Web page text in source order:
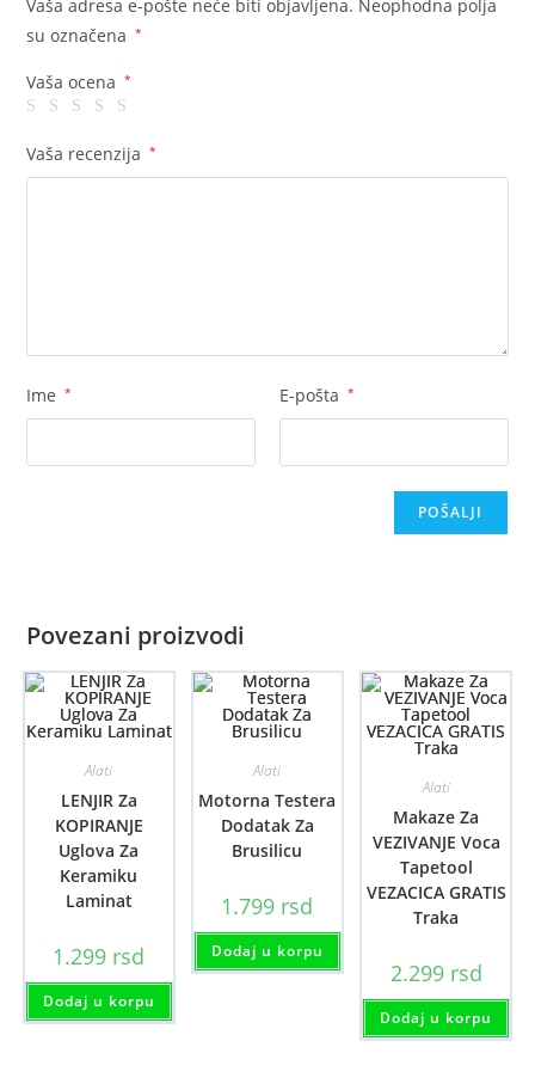
Vaša adresa e-pošte neće biti objavljena. Neophodna polja
su označena
*
Vaša ocena *
Vaša recenzija *
Ime * E-pošta *
Povezani proizvodi
Alati
LENJIR Za
KOPIRANJE
Uglova Za
Keramiku
Laminat
1.299 rsd
Dodaj u korpu
Alati
Motorna Testera
Dodatak Za
Brusilicu
1.799 rsd
Dodaj u korpu
Alati
Makaze Za
VEZIVANJE Voca
Tapetool
VEZACICA GRATIS
Traka
2.299 rsd
Dodaj u korpu